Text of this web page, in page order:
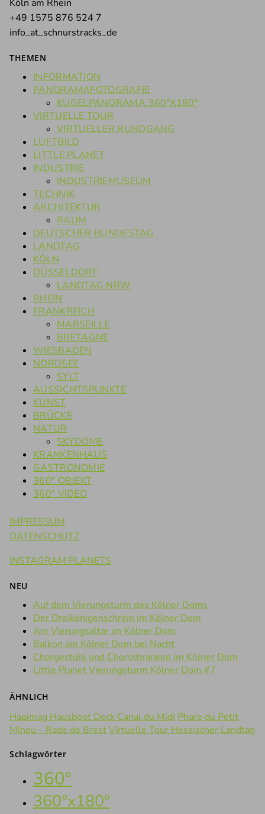
Köln am Rhein
+49 1575 876 524 7
info_at_schnurstracks_de
THEMEN
INFORMATION
PANORAMAFOTOGRAFIE
KUGELPANORAMA 360°X180°
VIRTUELLE TOUR
VIRTUELLER RUNDGANG
LUFTBILD
LITTLE PLANET
INDUSTRIE
INDUSTRIEMUSEUM
TECHNIK
ARCHITEKTUR
RAUM
DEUTSCHER BUNDESTAG
LANDTAG
KÖLN
DÜSSELDORF
LANDTAG NRW
RHEIN
FRANKREICH
MARSEILLE
BRETAGNE
WIESBADEN
NORDSEE
SYLT
AUSSICHTSPUNKTE
KUNST
BRÜCKE
NATUR
SKYDOME
KRANKENHAUS
GASTRONOMIE
360° OBJEKT
360° VIDEO
IMPRESSUM
DATENSCHUTZ
INSTAGRAM PLANETS
NEU
Auf dem Vierungsturm des Kölner Doms
Der Dreikönigenschrein im Kölner Dom
Am Vierungsaltar im Kölner Dom
Balkon am Kölner Dom bei Nacht
Chorgestühl und Chorschranken im Kölner Dom
Little Planet Vierungsturm Kölner Dom #7
ÄHNLICH
Hapimag Hausboot Deck Canal du Midi Phare du Petit
Minou – Rade de BrestVirtuelle Tour Hessischer Landtag
Schlagwörter
360°
360°x180°